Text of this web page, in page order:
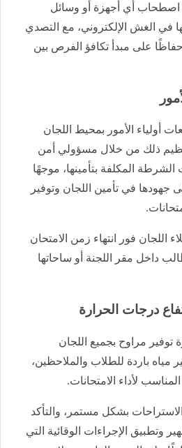
اصطحاب أي أجهزة أو وسائل
في الغش الإلكتروني، مع التصدي
على مبدأ تكافؤ الفرص بين
أولياء الأمور بمحيط اللجان
تنظيم ذلك من خلال مسؤولي أمن
الشرطة المكلفة بتأمينها، موجهًا
جهودها في تأمين اللجان وتوفير
فور انتهاء زمن الامتحان
داخل مقر اللجنة أو ساحاتها
درجات الحرارة
توفير مراوح بجميع اللجان
مياه باردة للطلاب والملاحظين،
لأداء الامتحانات.
بشكل مستمر، والتأكد
وتطبيق الإجراءات الوقائية التي